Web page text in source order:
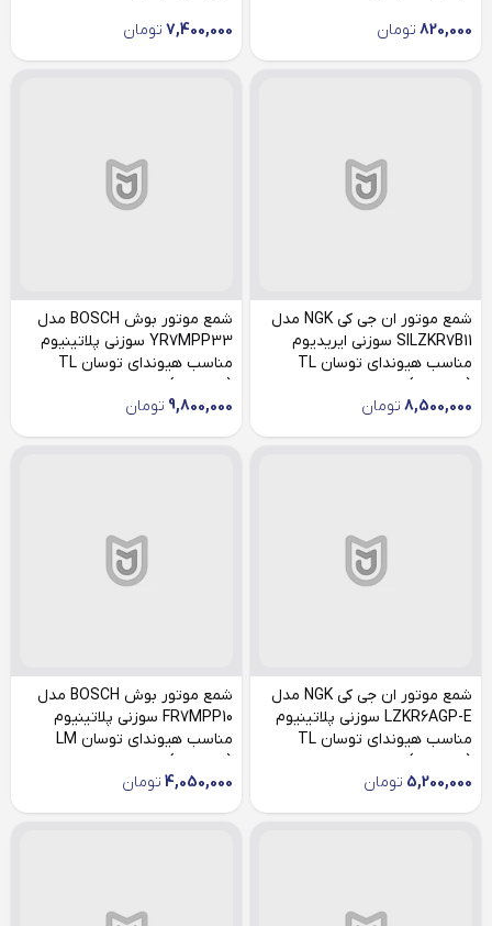
820,000 تومان 7,400,000 تومان
شمع موتور ان جی کی NGK مدل
SILZKR7B11 سوزنی ایریدیوم
مناسب هیوندای توسان TL
(چهارعدد)
8,500,000 تومان
شمع موتور بوش BOSCH مدل
YR7MPP33 سوزنی پلاتینیوم
مناسب هیوندای توسان TL
(چهارعدد)
9,800,000 تومان
شمع موتور ان جی کی NGK مدل
LZKR6AGP-E سوزنی پلاتینیوم
مناسب هیوندای توسان TL
(چهارعدد)
5,200,000 تومان
شمع موتور بوش BOSCH مدل
FR7MPP10 سوزنی پلاتینیوم
مناسب هیوندای توسان LM
(چهارعدد)
4,050,000 تومان